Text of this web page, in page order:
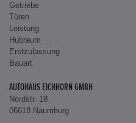
Getriebe
Türen
Leistung
Hubraum
Erstzulassung
Bauart
AUTOHAUS EICHHORN GMBH
Nordstr. 18
06618 Naumburg